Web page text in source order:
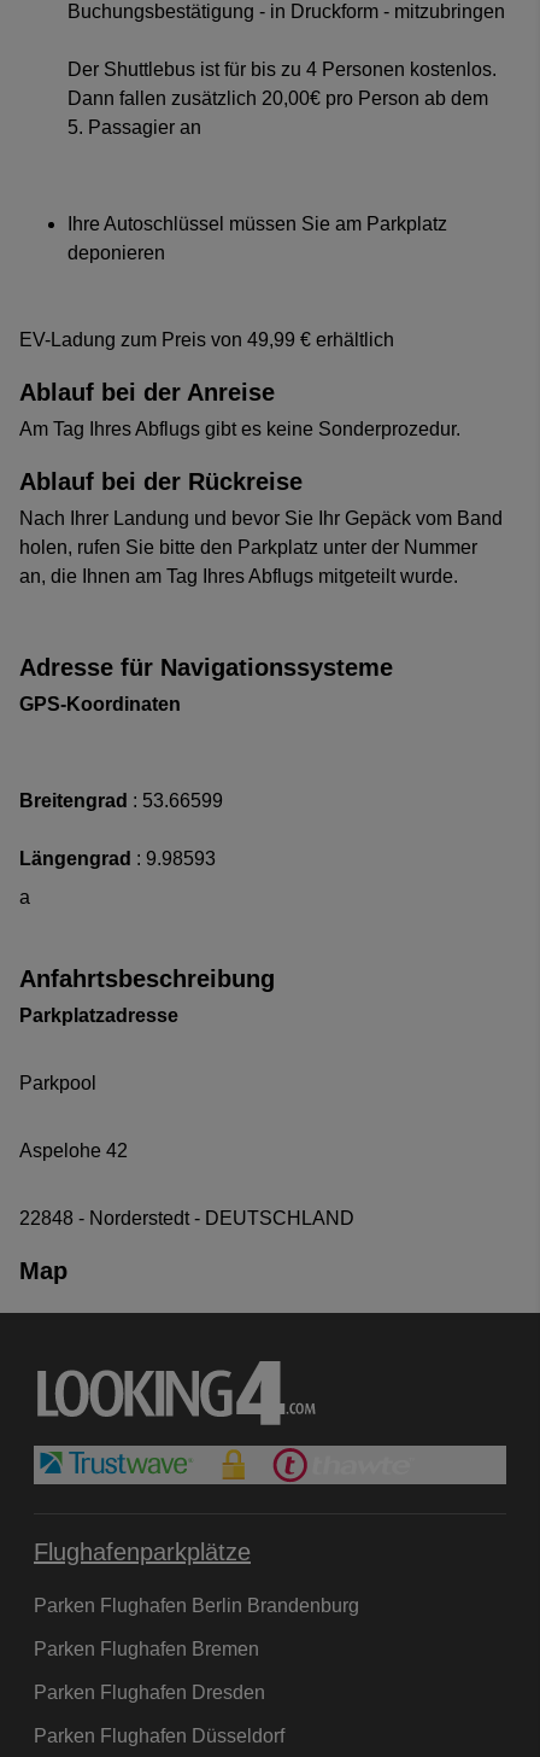
Buchungsbestätigung - in Druckform - mitzubringen
Der Shuttlebus ist für bis zu 4 Personen kostenlos.
Dann fallen zusätzlich 20,00€ pro Person ab dem
5. Passagier an
Ihre Autoschlüssel müssen Sie am Parkplatz
deponieren
EV-Ladung zum Preis von 49,99 € erhältlich
Ablauf bei der Anreise
Am Tag Ihres Abflugs gibt es keine Sonderprozedur.
Ablauf bei der Rückreise
Nach Ihrer Landung und bevor Sie Ihr Gepäck vom Band
holen, rufen Sie bitte den Parkplatz unter der Nummer
an, die Ihnen am Tag Ihres Abflugs mitgeteilt wurde.
Adresse für Navigationssysteme
GPS-Koordinaten
Breitengrad : 53.66599
Längengrad : 9.98593
a
Anfahrtsbeschreibung
Parkplatzadresse
Parkpool
Aspelohe 42
22848 - Norderstedt - DEUTSCHLAND
Map
Flughafenparkplätze
Parken Flughafen Berlin Brandenburg
Parken Flughafen Bremen
Parken Flughafen Dresden
Parken Flughafen Düsseldorf